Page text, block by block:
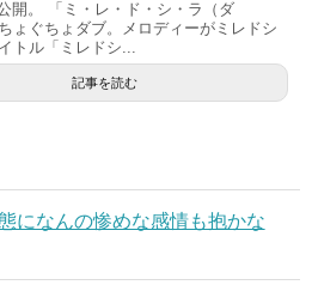
開。 「ミ・レ・ド・シ・ラ（ダ
ょぐちょダブ。メロディーがミレドシ
トル「ミレドシ...
記事を読む
になんの惨めな感情も抱かな